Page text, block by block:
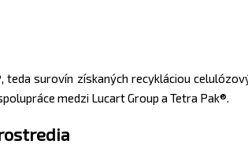
teda surovín získaných recykláciou
medzi Lucart Group a Tetra Pak®.